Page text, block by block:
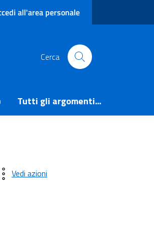
all'area personale
instagramCerca
Tutti gli argomenti...
Vedi azioni